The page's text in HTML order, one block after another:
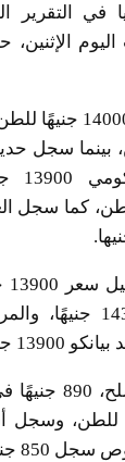
في التقرير
اليوم
وسجل سعر حديد
بينما سجل
جنيهًا.